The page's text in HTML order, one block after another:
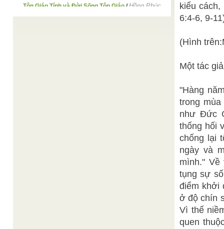
Tôn Giáo Tính và Đời Sống Tôn Giáo / Hồng Phúc
kiểu
6:4-6, 9-
(Hình
Một tác
"Hàng
trong
như Đức
thống hối
chống lại
ngày và
mình."
tụng sự
điểm khởi
ở độ chín
Vì thế
quen